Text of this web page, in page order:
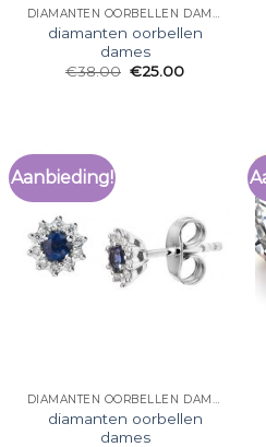
DIAMANTEN OORBELLEN DAMES
diamanten oorbellen
dames
€38.00 €25.00
Aanbieding!
DIAMANTEN OORBELLEN DAMES
diamanten oorbellen
dames